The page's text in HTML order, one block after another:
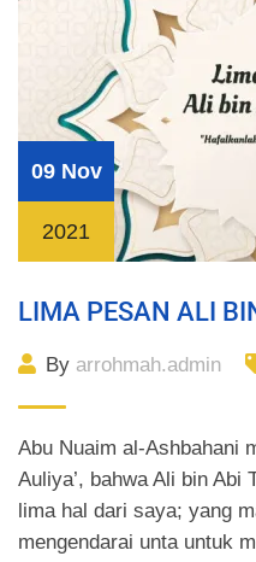
09 Nov
2021
LIMA PESAN ALI
By arrohmah.admin
Abu Nuaim al-Ashbahani
Auliya’, bahwa Ali bin Abi
lima hal dari saya; yang
mengendarai unta untuk